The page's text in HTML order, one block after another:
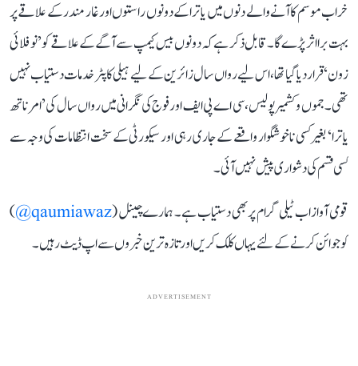
خراب موسم کا آنے والے دنوں میں یاترا کے دونوں راستوں اور غار مندر کے علاقے پر
بہت برا اثر پڑے گا۔ قابل ذکر ہے کہ دونوں بیس کیمپ سے آگے کے علاقے کو ’نو فلائی
زون‘ قرار دیا گیا تھا، اس لیے رواں سال زائرین کے لیے ہیلی کاپٹر خدمات دستیاب نہیں
تھی۔ جموں و کشمیر پولیس، سی اے پی ایف اور فوج کی نگرانی میں رواں سال کی ’امرناتھ
یاترا‘ بغیر کسی ناخوشگوار واقعے کے جاری رہی اور سیکورٹی کے سخت انتظامات کی وجہ سے
کسی قسم کی دشواری پیش نہیں آئی۔
قومی آواز اب ٹیلی گرام پر بھی دستیاب ہے۔ ہمارے چینل (qaumiawaz@
)
کو جوائن کرنے کے لئے یہاں کلک کریں اور تازہ ترین خبروں سے اپ ڈیٹ رہیں۔
ADVERTISEMENT